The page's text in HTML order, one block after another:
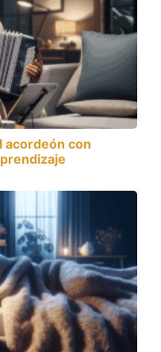
acordeón con